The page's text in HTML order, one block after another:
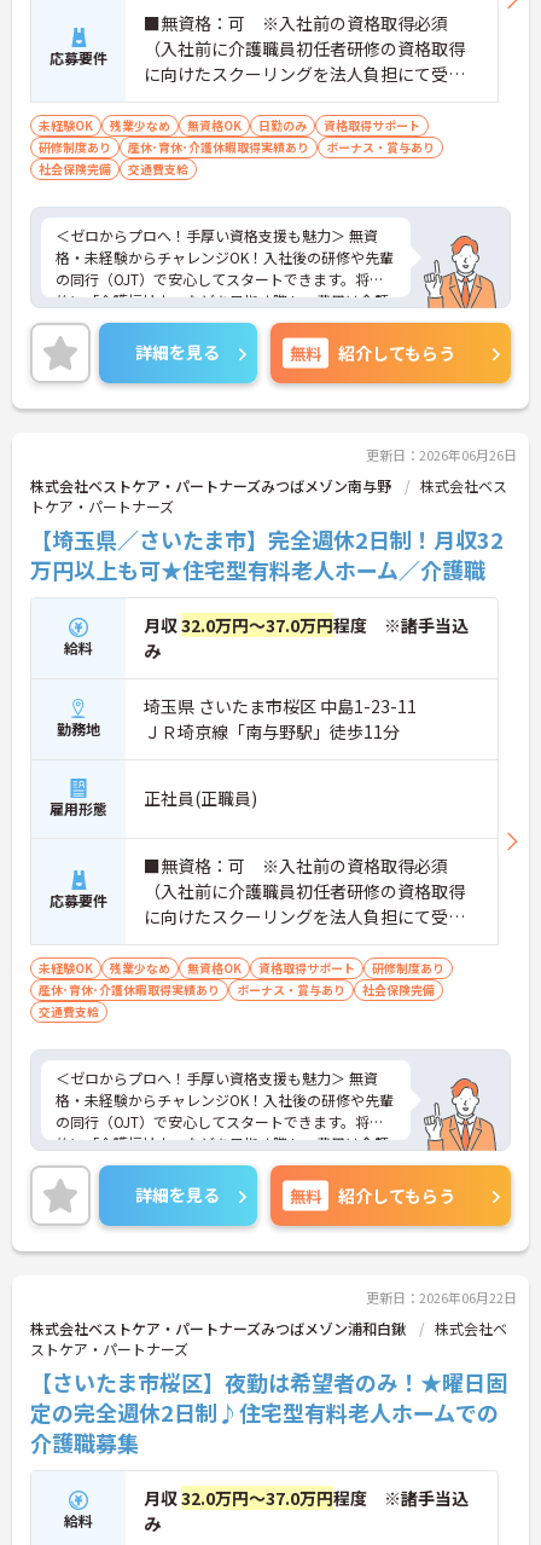
ます
・サービス提供責任者や管理者へのキャリアアップ
も目指せます
【IT化と手厚いフォロー体制により、業務のストレ
スを軽減できます】
・記録票の提出やシフト確認をすべてスマートフォ
ンで行えるため、手書きの書類作成や事業所への移
・定期的な面談を通じて上司がフォローする体制が
あり、訪問介護でありながら孤立することなくチー
ムの支援を受けながら業務に取り組めます
応募要件
■無資格：可 ※入社前の資格取得必須
（入社前に介護職員初任者研修の資格取得
に向けたスクーリングを法人負担にて受講
していただきます。） ■実務経験：不問
未経験OK 残業少なめ 無資格OK 日勤のみ
資格取得サポート
研修制度あり
産休･育休･介護休暇取得実績あり
ボーナス・賞与あり
社会保険完備
交通費支給
＜ゼロからプロへ！手厚い資格支援も魅力＞ 無資
格・未経験からチャレンジOK！入社後の研修や先輩
の同行（OJT）で安心してスタートできます。将来
的に「介護福祉士」などを目指す際も、費用は全額
会社負担。一人ひとりの「学びたい」を全力で応援
します！
＜高収入＆選べる休みで充実＞ 月給32万円（夜勤あ
り）の厚待遇に加え、基本的に定時退社OK♪休日は
曜日固定の「完全週休2日制」で予定が立てやす
り稼いでしっかり休む、メリハリある働き方が可能
です。
＜意見を言い合えるフラットな関係＞ 気付きや提案
を遠慮なく共有できる、風通しの良い職場です。ご
利用者様の小さな変化を見逃さない「観察眼」を大
切にし、スタッフ同士も互いに配慮し合える温かい
関係性を築いています。
詳細を見る 無料 紹介してもらう
更新日：2026年06月26日
株式会社ベストケア・パートナーズみつばメゾン南与野
株式会社ベス
トケア・パートナーズ
【埼玉県／さいたま市】完全週休2日制！月収32
万円以上も可★住宅型有料老人ホーム／介護職
給料
月収32.0万円～37.0万円程度 ※諸手当込
み
勤務地
埼玉県 さいたま市桜区 中島1-23-11
ＪＲ埼京線「南与野駅」徒歩11分
雇用形態 正社員(正職員)
応募要件
■無資格：可 ※入社前の資格取得必須
（入社前に介護職員初任者研修の資格取得
に向けたスクーリングを法人負担にて受講
していただきます。） ■実務経験：不問
未経験OK 残業少なめ 無資格OK 資格取得サポート
研修制度あり
産休･育休･介護休暇取得実績あり
ボーナス・賞与あり
社会保険完備
交通費支給
＜ゼロからプロへ！手厚い資格支援も魅力＞ 無資
格・未経験からチャレンジOK！入社後の研修や先輩
の同行（OJT）で安心してスタートできます。将来
的に「介護福祉士」などを目指す際も、費用は全額
会社負担。一人ひとりの「学びたい」を全力で応援
します！
＜高収入＆選べる休みで充実＞ 月給32万円（夜勤あ
り）の厚待遇に加え、基本的に定時退社OK♪休日は
曜日固定の「完全週休2日制」で予定が立てやす
り稼いでしっかり休む、メリハリある働き方が可能
です。
＜意見を言い合えるフラットな関係＞ 気付きや提案
を遠慮なく共有できる、風通しの良い職場です。ご
利用者様の小さな変化を見逃さない「観察眼」を大
切にし、スタッフ同士も互いに配慮し合える温かい
関係性を築いています。
詳細を見る 無料 紹介してもらう
更新日：2026年06月22日
株式会社ベストケア・パートナーズみつばメゾン浦和白鍬
株式会社ベ
ストケア・パートナーズ
【さいたま市桜区】夜勤は希望者のみ！★曜日固
定の完全週休2日制♪住宅型有料老人ホームでの
介護職募集
給料
月収32.0万円～37.0万円程度 ※諸手当込
み